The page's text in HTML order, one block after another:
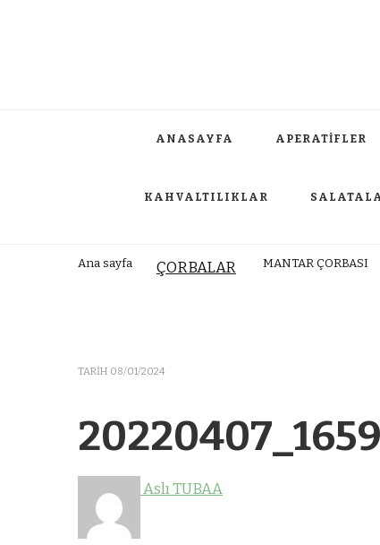
ANASAYFA APERATİFLER
KAHVALTILIKLAR
Ana sayfa ÇORBALAR MANTAR ÇORBASI
TARIH 08/01/2024
Aslı TUBAA